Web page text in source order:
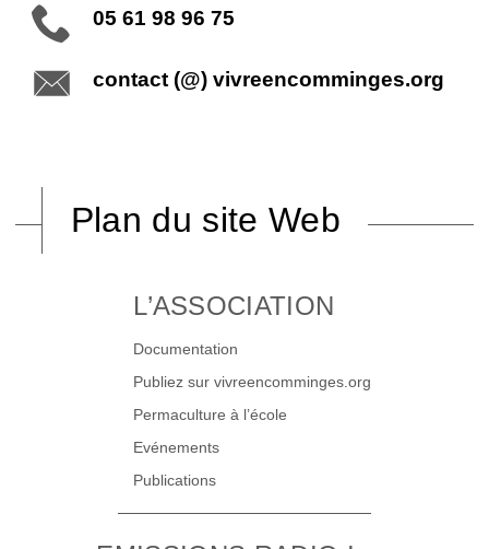
05 61 98 96 75
contact (@) vivreencomminges.org
Plan du site Web
L’ASSOCIATION
Documentation
Publiez sur vivreencomminges.org
Permaculture à l’école
Evénements
Publications